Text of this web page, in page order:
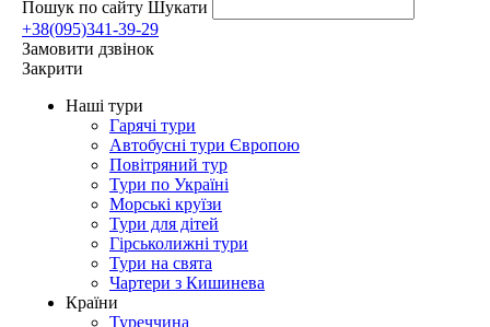
Пошук по сайту Шукати
+38(095)341-39-29
Замовити дзвінок
Закрити
Наші тури
Гарячі тури
Автобусні тури Європою
Повітряний тур
Тури по Україні
Морські круїзи
Тури для дітей
Гірськолижні тури
Тури на свята
Чартери з Кишинева
Країни
Туреччина